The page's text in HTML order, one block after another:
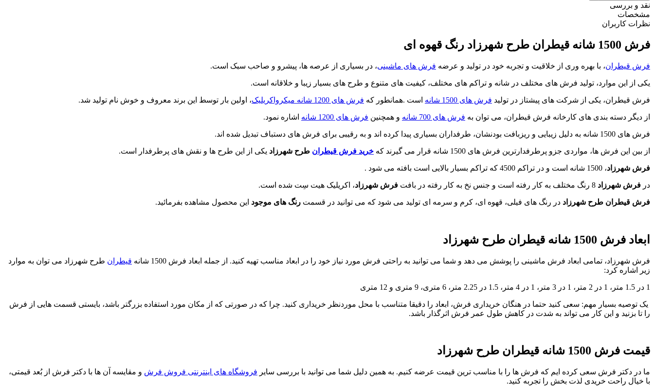
نقد و بررسی
مشخصات
نظرات کاربران
فرش 1500 شانه قیطران طرح شهرزاد رنگ قهوه ای
فرش قیطران، با بهره وری از خلاقیت و تجربه خود در تولید و عرضه فرش های ماشینی، در بسیاری از عرصه ها، پیشرو و صاحب سبک است.
یکی از این موارد، تولید فرش های مختلف در شانه و تراکم های مختلف، کیفیت های متنوع و طرح های بسیار زیبا و خلاقانه است.
فرش قیطران، یکی از شرکت های پیشتاز در تولید فرش های 1500 شانه است .همانطور که فرش های 1200 شانه میکرواکریلیک ، اولین بار توسط این برند معروف و خوش نام تولید شد.
از دیگر دسته بندی های کارخانه فرش قیطران، می توان به فرش های 700 شانه و همچنین فرش های 1200 شانه اشاره نمود.
فرش های 1500 شانه به دلیل زیبایی و ریزبافت بودنشان، طرفداران بسیاری پیدا کرده اند و به رقیبی برای فرش های دستباف تبدیل شده اند.
از بین این فرش ها، مواردی جزو پرطرفدارترین فرش های 1500 شانه قرار می گیرند که خرید فرش قیطران طرح شهرزاد یکی از این طرح ها و نقش های پرطرفدار است.
فرش شهرزاد، 1500 شانه است و در تراکم 4500 که تراکم بسیار بالایی است بافته می شود .
در فرش شهرزاد فرش شهرزاد، اکریلیک هیت سِت شده است.
فرش قیطران طرح شهرزاد در رنگ های فیلی، قهوه ای، کرم و سرمه ای تولید می شود که می توانید در قسمت رنگ های موجود این محصول مشاهده بفرمائید.
ابعاد فرش 1500 شانه قیطران طرح شهرزاد
فرش شهرزاد، تمامی ابعاد فرش ماشینی را پوشش می دهد و شما می توانید به راحتی فرش مورد نیاز خود را در ابعاد مناسب تهیه کنید. از جمله ابعاد فرش 1500 شانه قیطران طرح شهرزاد می توان به موارد
زیر اشاره کرد:
1 در 1.5 متر، 1 در 2 متر، 1 در 3 متر، 1 در 4 متر، 1.5 در 2.25 متر، 6 متری، 9 متری و 12 متری
یک توصیه بسیار مهم: سعی کنید حتما در هنگان خریداری فرش، ابعاد را دقیقا متناسب با محل موردنظر خریداری کنید. چرا که در صورتی که از مکان مورد استفاده بزرگتر باشد، بایستی قسمت هایی از فرش
را تا بزنید و این کار می تواند به شدت در کاهش طول عمر فرش اثرگذار باشد.
قیمت فرش 1500 شانه قیطران طرح شهرزاد
ما در دکتر فرش سعی کرده ایم که فرش ها را با مناسب ترین قیمت عرضه کنیم. به همین دلیل شما می توانید با بررسی سایر فروشگاه های اینترنتی فروش فرش و مقایسه آن ها با دکتر فرش از بُعد قیمتی،
با خیال راحت خریدی لذت بخش را تجربه کنید.